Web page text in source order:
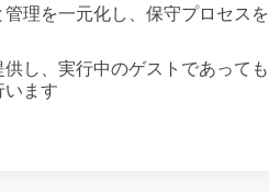
理を一元化し、保守プロセスを
し、実行中のゲストであっても
います